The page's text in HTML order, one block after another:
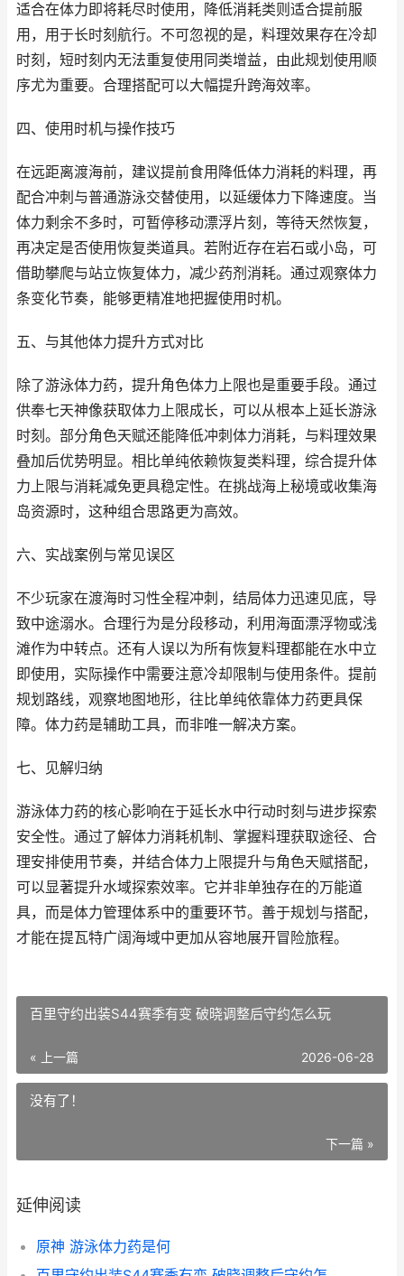
适合在体力即将耗尽时使用，降低消耗类则适合提前服
用，用于长时刻航行。不可忽视的是，料理效果存在冷却
时刻，短时刻内无法重复使用同类增益，由此规划使用顺
序尤为重要。合理搭配可以大幅提升跨海效率。
四、使用时机与操作技巧
在远距离渡海前，建议提前食用降低体力消耗的料理，再
配合冲刺与普通游泳交替使用，以延缓体力下降速度。当
体力剩余不多时，可暂停移动漂浮片刻，等待天然恢复，
再决定是否使用恢复类道具。若附近存在岩石或小岛，可
借助攀爬与站立恢复体力，减少药剂消耗。通过观察体力
条变化节奏，能够更精准地把握使用时机。
五、与其他体力提升方式对比
除了游泳体力药，提升角色体力上限也是重要手段。通过
供奉七天神像获取体力上限成长，可以从根本上延长游泳
时刻。部分角色天赋还能降低冲刺体力消耗，与料理效果
叠加后优势明显。相比单纯依赖恢复类料理，综合提升体
力上限与消耗减免更具稳定性。在挑战海上秘境或收集海
岛资源时，这种组合思路更为高效。
六、实战案例与常见误区
不少玩家在渡海时习性全程冲刺，结局体力迅速见底，导
致中途溺水。合理行为是分段移动，利用海面漂浮物或浅
滩作为中转点。还有人误以为所有恢复料理都能在水中立
即使用，实际操作中需要注意冷却限制与使用条件。提前
规划路线，观察地图地形，往比单纯依靠体力药更具保
障。体力药是辅助工具，而非唯一解决方案。
七、见解归纳
游泳体力药的核心影响在于延长水中行动时刻与进步探索
安全性。通过了解体力消耗机制、掌握料理获取途径、合
理安排使用节奏，并结合体力上限提升与角色天赋搭配，
可以显著提升水域探索效率。它并非单独存在的万能道
具，而是体力管理体系中的重要环节。善于规划与搭配，
才能在提瓦特广阔海域中更加从容地展开冒险旅程。
百里守约出装S44赛季有变 破晓调整后守约怎么玩
« 上一篇 2026-06-28
没有了！
下一篇 »
延伸阅读
原神 游泳体力药是何